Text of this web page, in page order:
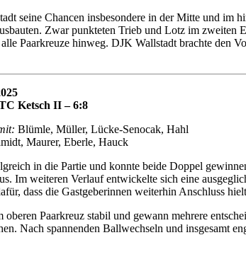
seine Chancen insbesondere in der Mitte und im
Zwar punkteten Trieb und Lotz im zweiten
Paarkreuze hinweg. DJK Wallstadt brachte den
Ketsch II – 6:8
Blümle, Müller, Lücke-Senocak, Hahl
Maurer, Eberle, Hauck
in die Partie und konnte beide Doppel
Im weiteren Verlauf entwickelte sich eine
dass die Gastgeberinnen weiterhin Anschluss
Paarkreuz stabil und gewann mehrere
Nach spannenden Ballwechseln und insgesamt